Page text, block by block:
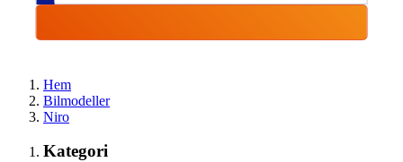
Hem
Bilmodeller
Niro
Kategori